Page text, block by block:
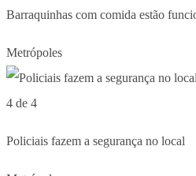
Barraquinhas com comida estão
Metrópoles
4 de 4
Policiais fazem a segurança no local